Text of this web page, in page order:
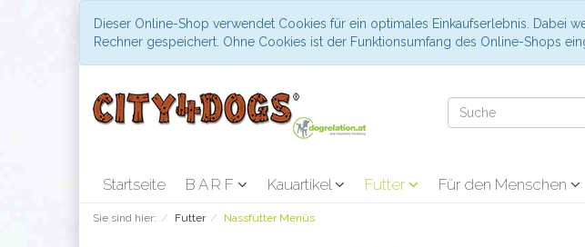
Dieser Online-Shop verwendet Cookies für ein optimales Einkaufserlebnis. Dabei
Rechner gespeichert. Ohne Cookies ist der Funktionsumfang des Online-Shops
Startseite B A R F Kauartikel Futter Für den Menschen
Sie sind hier: Futter Nassfutter Menüs